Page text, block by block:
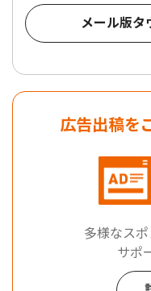
メール版タ
広告出稿を
多様なス
サポ